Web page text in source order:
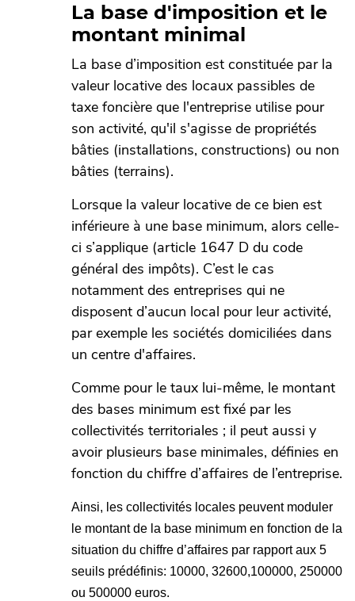
La base d'imposition et le
montant minimal
La base d’imposition est constituée par la
valeur locative des locaux passibles de
taxe foncière que l'entreprise utilise pour
son activité, qu'il s'agisse de propriétés
bâties (installations, constructions) ou non
bâties (terrains).
Lorsque la valeur locative de ce bien est
inférieure à une base minimum, alors celle-
ci s’applique (article 1647 D du code
général des impôts). C’est le cas
notamment des entreprises qui ne
disposent d’aucun local pour leur activité,
par exemple les sociétés domiciliées dans
un centre d'affaires.
Comme pour le taux lui-même, le montant
des bases minimum est fixé par les
collectivités territoriales ; il peut aussi y
avoir plusieurs base minimales, définies en
fonction du chiffre d’affaires de l’entreprise.
Ainsi, les collectivités locales peuvent moduler
le montant de la base minimum en fonction de la
situation du chiffre d’affaires par rapport aux 5
seuils prédéfinis: 10000, 32600,100000, 250000
ou 500000 euros.